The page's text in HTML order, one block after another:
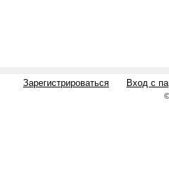
Зарегистрироваться Вход с